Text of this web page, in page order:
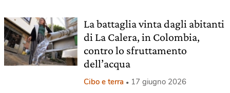
La battaglia vinta dagli abitanti
di La Calera, in Colombia,
contro lo sfruttamento
dell’acqua
Cibo e terra 17 giugno 2026